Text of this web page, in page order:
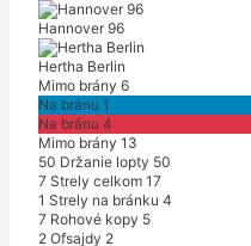
Hannover 96
Hertha Berlin
Mimo brány 6
Na bránu 1
Na bránu 4
Mimo brány 13
50 Držanie lopty 50
7 Strely celkom 17
1 Strely na bránku 4
7 Rohové kopy 5
2 Ofsajdy 2